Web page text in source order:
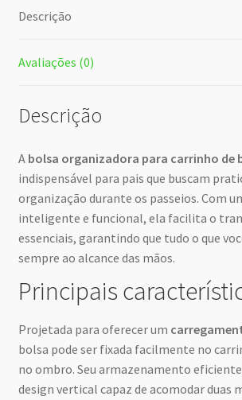
Descrição
Avaliações (0)
Descrição
A bolsa organizadora para carrinho de
indispensável para pais que buscam
organização durante os passeios. Com
inteligente e funcional, ela facilita o
essenciais, garantindo que tudo o que
sempre ao alcance das mãos.
Principais
Projetada para oferecer um
bolsa pode ser fixada facilmente no
no ombro. Seu armazenamento
design vertical capaz de acomodar duas